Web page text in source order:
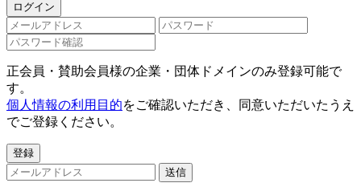
ログイン
正会員・賛助会員様の企業・団体ドメインのみ登録可能で
す。
個人情報の利用目的をご確認いただき、同意いただいたうえ
でご登録ください。
登録
送信